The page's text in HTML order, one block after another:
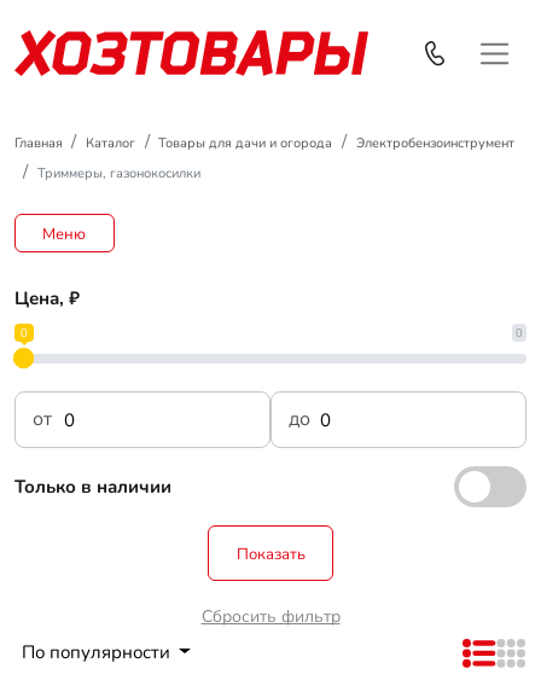
Главная Каталог Товары для дачи и огорода
Электробензоинструмент
Триммеры, газонокосилки
Меню
Цена, ₽
0
0
от до
Только в наличии
Показать
Сбросить фильтр
По популярности